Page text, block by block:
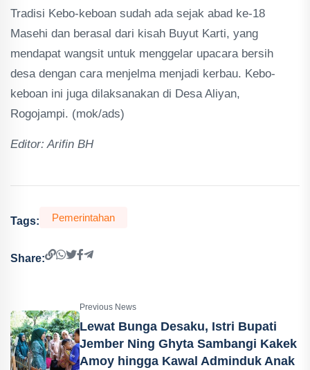
Tradisi Kebo-keboan sudah ada sejak abad ke-18
Masehi dan berasal dari kisah Buyut Karti, yang
mendapat wangsit untuk menggelar upacara bersih
desa dengan cara menjelma menjadi kerbau. Kebo-
keboan ini juga dilaksanakan di Desa Aliyan,
Rogojampi. (mok/ads)
Editor: Arifin BH
Tags: Pemerintahan
Share:
Previous News
Lewat Bunga Desaku, Istri Bupati
Jember Ning Ghyta Sambangi Kakek
Amoy hingga Kawal Adminduk Anak